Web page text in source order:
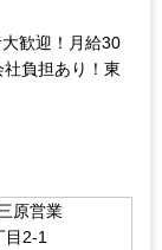
歓迎！月給30
負担あり！東
原営業
目2-1